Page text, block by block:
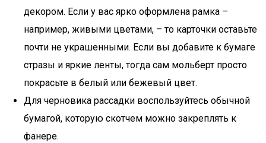
декором. Если у вас ярко оформлена рамка –
например, живыми цветами, – то карточки оставьте
почти не украшенными. Если вы добавите к бумаге
стразы и яркие ленты, тогда сам мольберт просто
покрасьте в белый или бежевый цвет.
Для черновика рассадки воспользуйтесь обычной
бумагой, которую скотчем можно закреплять к
фанере.